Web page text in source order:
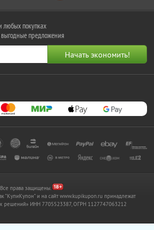
любых покупках
предложения
права защищены.
"КупиКупон" и на сайт www.kupikupon.ru принадлежат
решений» ИНН 7705523387, ОГРН 1127747063212